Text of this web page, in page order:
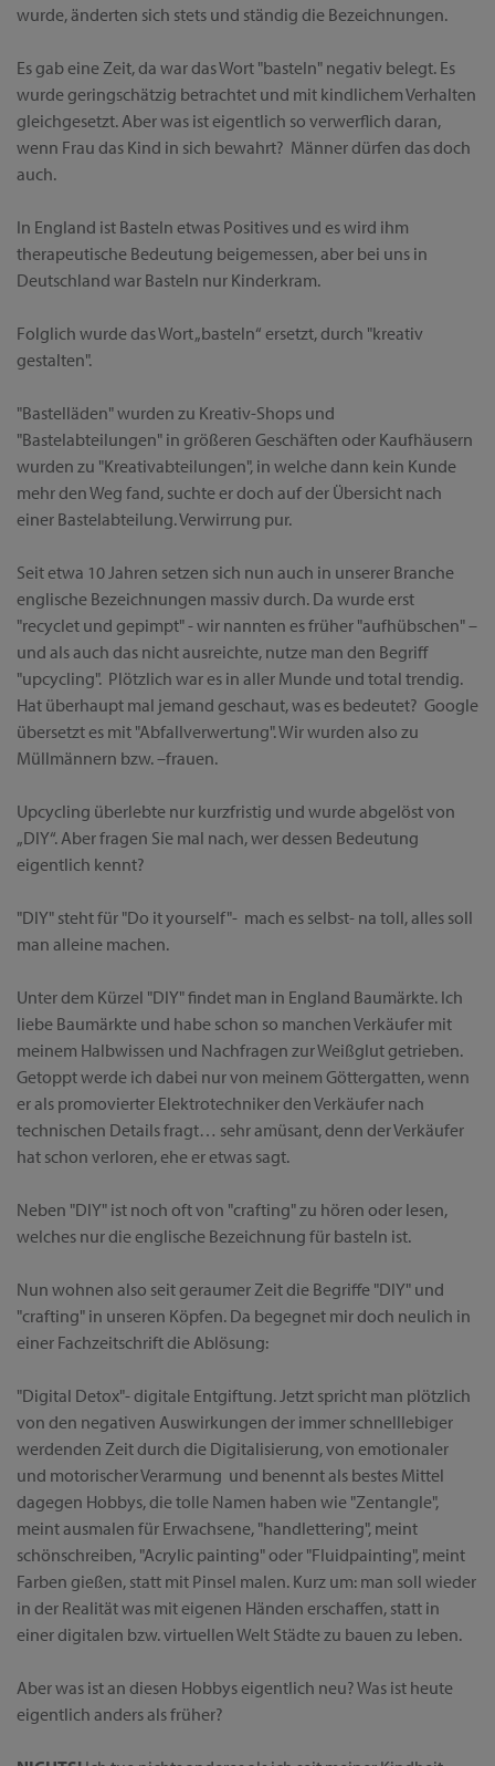
wurde, änderten sich stets und ständig die Bezeichnungen.
Es gab eine Zeit, da war das Wort "basteln" negativ belegt. Es
wurde geringschätzig betrachtet und mit kindlichem Verhalten
gleichgesetzt. Aber was ist eigentlich so verwerflich daran,
wenn Frau das Kind in sich bewahrt? Männer dürfen das doch
auch.
In England ist Basteln etwas Positives und es wird ihm
therapeutische Bedeutung beigemessen, aber bei uns in
Deutschland war Basteln nur Kinderkram.
Folglich wurde das Wort „basteln“ ersetzt, durch "kreativ
gestalten".
"Bastelläden" wurden zu Kreativ-Shops und
"Bastelabteilungen" in größeren Geschäften oder Kaufhäusern
wurden zu "Kreativabteilungen", in welche dann kein Kunde
mehr den Weg fand, suchte er doch auf der Übersicht nach
einer Bastelabteilung. Verwirrung pur.
Seit etwa 10 Jahren setzen sich nun auch in unserer Branche
englische Bezeichnungen massiv durch. Da wurde erst
"recyclet und gepimpt" - wir nannten es früher "aufhübschen" –
und als auch das nicht ausreichte, nutze man den Begriff
"upcycling". Plötzlich war es in aller Munde und total trendig.
Hat überhaupt mal jemand geschaut, was es bedeutet? Google
übersetzt es mit "Abfallverwertung". Wir wurden also zu
Müllmännern bzw. –frauen.
Upcycling überlebte nur kurzfristig und wurde abgelöst von
„DIY“. Aber fragen Sie mal nach, wer dessen Bedeutung
eigentlich kennt?
"DIY" steht für "Do it yourself"- mach es selbst- na toll, alles soll
man alleine machen.
Unter dem Kürzel "DIY" findet man in England Baumärkte. Ich
liebe Baumärkte und habe schon so manchen Verkäufer mit
meinem Halbwissen und Nachfragen zur Weißglut getrieben.
Getoppt werde ich dabei nur von meinem Göttergatten, wenn
er als promovierter Elektrotechniker den Verkäufer nach
technischen Details fragt… sehr amüsant, denn der Verkäufer
hat schon verloren, ehe er etwas sagt.
Neben "DIY" ist noch oft von "crafting" zu hören oder lesen,
welches nur die englische Bezeichnung für basteln ist.
Nun wohnen also seit geraumer Zeit die Begriffe "DIY" und
"crafting" in unseren Köpfen. Da begegnet mir doch neulich in
einer Fachzeitschrift die Ablösung:
"Digital Detox"- digitale Entgiftung. Jetzt spricht man plötzlich
von den negativen Auswirkungen der immer schnelllebiger
werdenden Zeit durch die Digitalisierung, von emotionaler
und motorischer Verarmung und benennt als bestes Mittel
dagegen Hobbys, die tolle Namen haben wie "Zentangle",
meint ausmalen für Erwachsene, "handlettering", meint
schönschreiben, "Acrylic painting" oder "Fluidpainting", meint
Farben gießen, statt mit Pinsel malen. Kurz um: man soll wieder
in der Realität was mit eigenen Händen erschaffen, statt in
einer digitalen bzw. virtuellen Welt Städte zu bauen zu leben.
Aber was ist an diesen Hobbys eigentlich neu? Was ist heute
eigentlich anders als früher?